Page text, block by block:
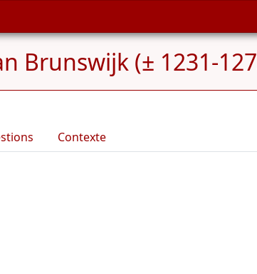
Brunswijk (± 1231-
Contexte